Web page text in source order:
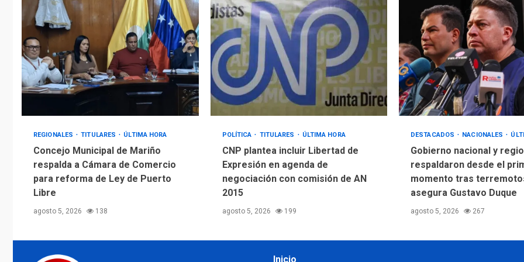
REGIONALES TITULARES ÚLTIMA HORA
Concejo Municipal de Mariño
respalda a Cámara de Comercio
para reforma de Ley de Puerto
Libre
agosto 5, 2026 138
POLÍTICA TITULARES ÚLTIMA HORA
CNP plantea incluir Libertad de
Expresión en agenda de
negociación con comisión de AN
2015
agosto 5, 2026 199
DESTACADOS NACIONALES
Gobierno nacional y
respaldaron desde el
momento tras
asegura Gustavo Duque
agosto 5, 2026 267
Inicio